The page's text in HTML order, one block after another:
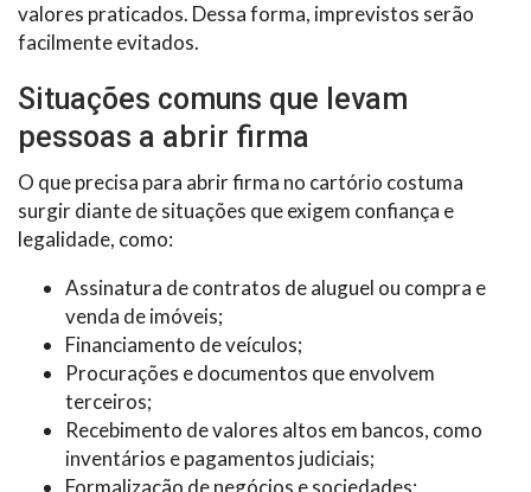
valores praticados. Dessa forma, imprevistos serão
facilmente evitados.
Situações comuns que levam
pessoas a abrir firma
O que precisa para abrir firma no cartório costuma
surgir diante de situações que exigem confiança e
legalidade, como:
Assinatura de contratos de aluguel ou compra e
venda de imóveis;
Financiamento de veículos;
Procurações e documentos que envolvem
terceiros;
Recebimento de valores altos em bancos, como
inventários e pagamentos judiciais;
Formalização de negócios e sociedades;